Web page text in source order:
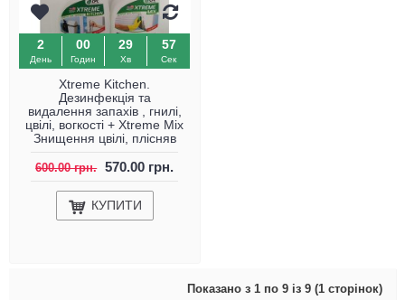
2
День
00
Годин
29
Хв
57
Сек
Xtreme Kitchen.
Дезинфекція та
видалення запахів , гнилі,
цвілі, вогкості + Xtreme Mix
Знищення цвілі, плісняв
600.00 грн. 570.00 грн.
КУПИТИ
Показано з 1 по 9 із 9 (1 сторінок)